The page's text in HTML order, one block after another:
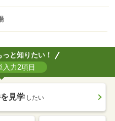
と知りたい！
入力2項目
見学 したい